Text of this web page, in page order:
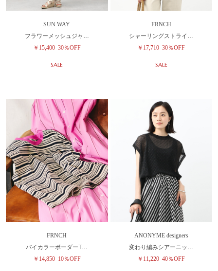
SUN WAY
フラワーメッシュジャ…
￥15,400 30％OFF
SALE
FRNCH
シャーリングストライ…
￥17,710 30％OFF
SALE
FRNCH
バイカラーボーダーT…
￥14,850 10％OFF
ANONYME designers
変わり編みシアーニッ…
￥11,220 40％OFF